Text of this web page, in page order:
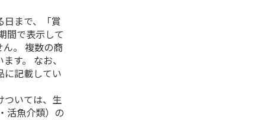
まで、「賞
間で表示して
ん。 複数の商
す。 なお、
に記載してい
ついては、生
活魚介類）の